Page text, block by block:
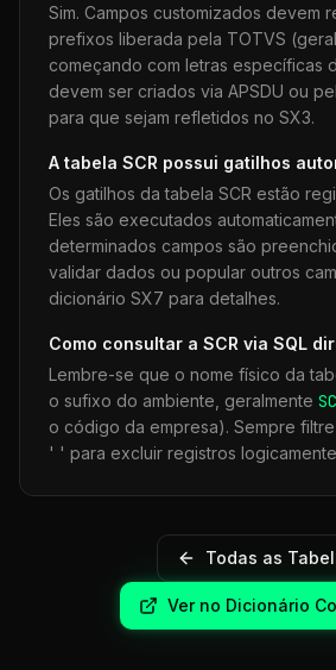
Sim. Campos customizados devem
prefixos liberada pela TOTVS
começando com letras específicas
devem ser criados via APSDU ou
para que sejam refletidos no SX3.
A tabela SCR possui gatilhos
Os gatilhos da tabela SCR estão
Eles são executados
determinados campos são
validar dados ou popular outros
dicionário SX7 para detalhes.
Como consultar a SCR via SQL
Lembre-se que o nome físico da
o sufixo do ambiente, geralmente
o código da empresa). Sempre
' ' para excluir registros
Todas as
Ver no Dicionário